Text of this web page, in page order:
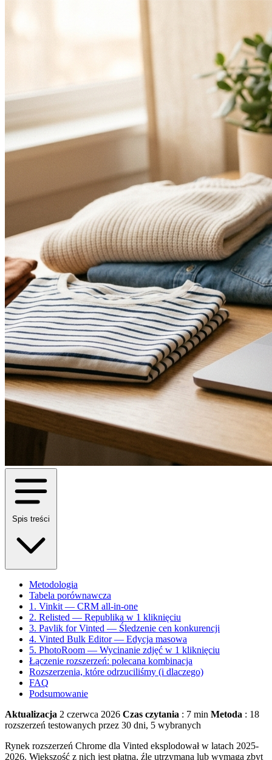
Spis treści
Metodologia
Tabela porównawcza
1. Vinkit — CRM all-in-one
2. Relisted — Republika w 1 kliknięciu
3. Pavlik for Vinted — Śledzenie cen konkurencji
4. Vinted Bulk Editor — Edycja masowa
5. PhotoRoom — Wycinanie zdjęć w 1 kliknięciu
Łączenie rozszerzeń: polecana kombinacja
Rozszerzenia, które odrzuciliśmy (i dlaczego)
FAQ
Podsumowanie
Aktualizacja 2 czerwca 2026 Czas czytania : 7 min Metoda : 18
rozszerzeń testowanych przez 30 dni, 5 wybranych
Rynek rozszerzeń Chrome dla Vinted eksplodował w latach 2025-
2026. Większość z nich jest płatna, źle utrzymana lub wymaga zbyt